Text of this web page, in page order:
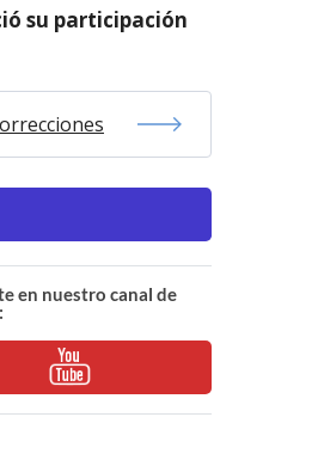
su participación
en nuestro canal de